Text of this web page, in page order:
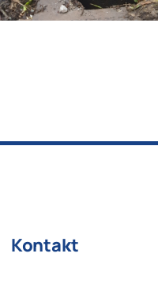
Kontakt